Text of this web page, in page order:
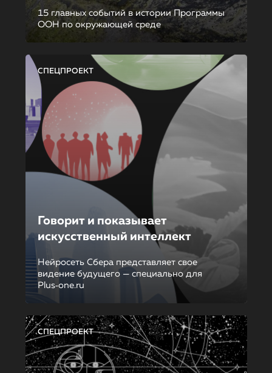
15 главных событий в истории Программы
ООН по окружающей среде
СПЕЦПРОЕКТ
Говорит и показывает
искусственный интеллект
Нейросеть Сбера представляет свое
видение будущего — специально для
Plus‑one.ru
СПЕЦПРОЕКТ